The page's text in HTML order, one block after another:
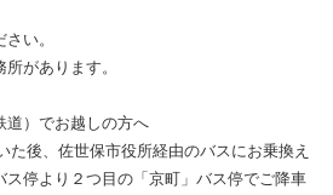
い。
があります。
道）でお越しの方へ
た後、佐世保市役所経由のバスにお乗換え
ス停より２つ目の「京町」バス停でご降車